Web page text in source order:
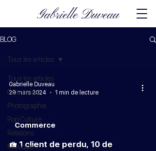
Gabrielle Duveau
BLOG
Tous les articles
Commerce
Photographie
Pop Culture
Relations
Musique
Tous les articles
💼 1 client de perdu, 10 de
Commerce
Gabrielle Duveau
29 mars 2024
1 min de lecture